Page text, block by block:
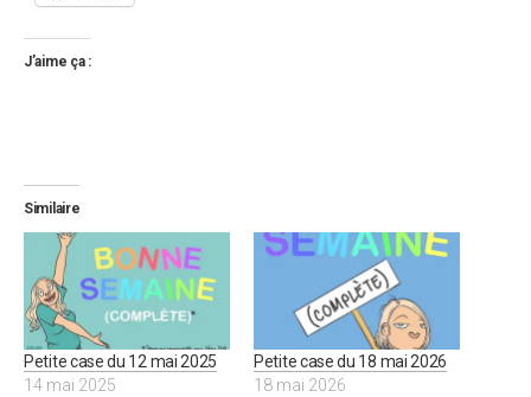
J’aime ça :
Similaire
Petite case du 12 mai 2025
14 mai 2025
Petite case du 18 mai 2026
18 mai 2026